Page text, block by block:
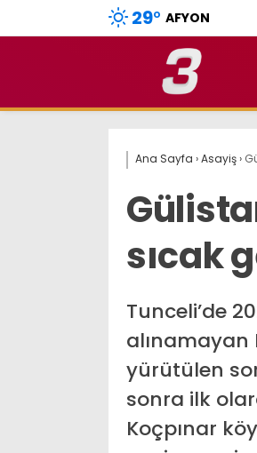
29° AFYON
Ana Sayfa ›Asayiş›
sıcak
Tunceli’de
alınamayan
yürütülen
sonra ilk
Koçpınar